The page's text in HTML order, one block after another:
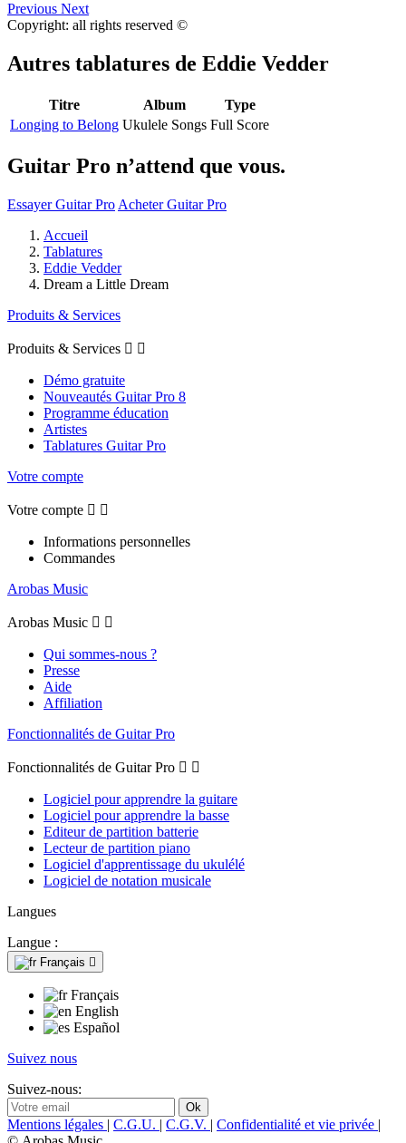
Previous Next
Copyright: all rights reserved ©
Autres tablatures de Eddie Vedder
Titre Album
Type
Longing to Belong Ukulele Songs Full Score
Guitar Pro n’attend que vous.
Essayer Guitar Pro Acheter Guitar Pro
Accueil
Tablatures
Eddie Vedder
Dream a Little Dream
Produits & Services
Produits & Services  
Démo gratuite
Nouveautés Guitar Pro 8
Programme éducation
Artistes
Tablatures Guitar Pro
Votre compte
Votre compte  
Informations personnelles
Commandes
Arobas Music
Arobas Music  
Qui sommes-nous ?
Presse
Aide
Affiliation
Fonctionnalités de Guitar Pro
Fonctionnalités de Guitar Pro  
Logiciel pour apprendre la guitare
Logiciel pour apprendre la basse
Editeur de partition batterie
Lecteur de partition piano
Logiciel d'apprentissage du ukulélé
Logiciel de notation musicale
Langues
Langue :
Français 
Français
English
Español
Suivez nous
Suivez-nous:
Mentions légales | C.G.U. | C.G.V. | Confidentialité et vie privée |